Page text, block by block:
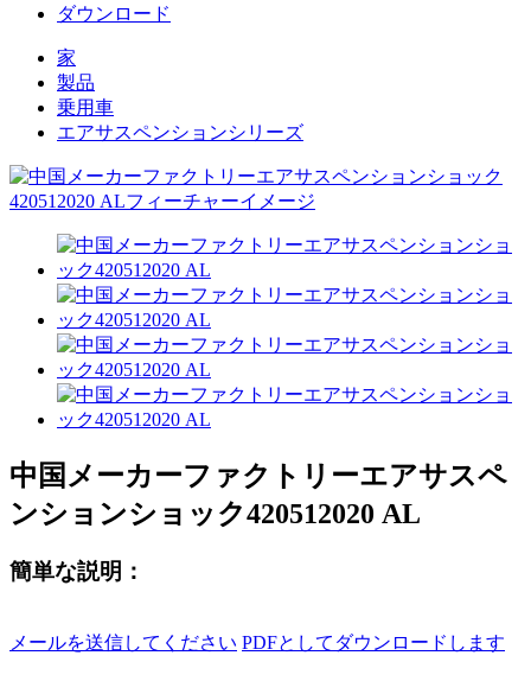
ダウンロード
家
製品
乗用車
エアサスペンションシリーズ
中国メーカーファクトリーエアサスペ
ンションショック420512020 AL
簡単な説明：
メールを送信してください PDFとしてダウンロードします